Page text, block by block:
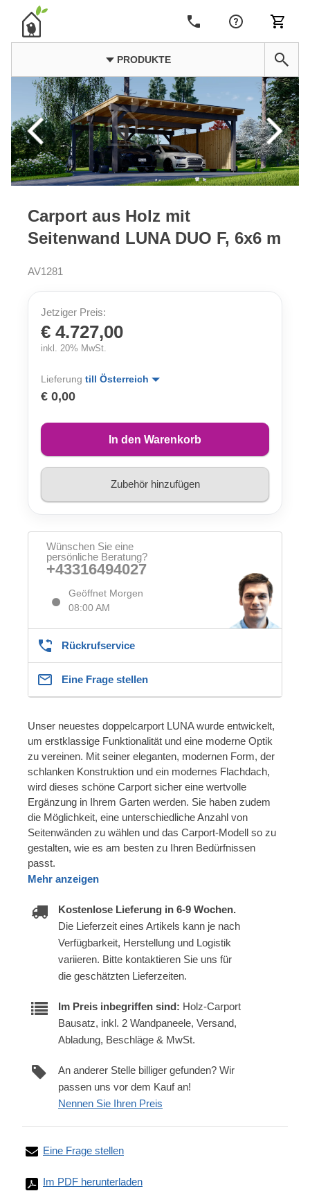
PRODUKTE
Carport aus Holz mit
Seitenwand LUNA DUO F, 6x6 m
AV1281
Jetziger Preis:
€ 4.727,00
inkl. 20% MwSt.
Lieferung till Österreich
€ 0,00
In den Warenkorb
Zubehör hinzufügen
Wünschen Sie eine
persönliche Beratung?
+43316494027
Geöffnet Morgen
08:00 AM
Rückrufservice
Eine Frage stellen
Unser neuestes doppelcarport LUNA wurde entwickelt,
um erstklassige Funktionalität und eine moderne Optik
zu vereinen. Mit seiner eleganten, modernen Form, der
schlanken Konstruktion und ein modernes Flachdach,
wird dieses schöne Carport sicher eine wertvolle
Ergänzung in Ihrem Garten werden. Sie haben zudem
die Möglichkeit, eine unterschiedliche Anzahl von
Seitenwänden zu wählen und das Carport-Modell so zu
gestalten, wie es am besten zu Ihren Bedürfnissen
passt.
Mehr anzeigen
Kostenlose Lieferung in 6-9 Wochen.
Die Lieferzeit eines Artikels kann je nach
Verfügbarkeit, Herstellung und Logistik
variieren. Bitte kontaktieren Sie uns für
die geschätzten Lieferzeiten.
Im Preis inbegriffen sind: Holz-Carport
Bausatz, inkl. 2 Wandpaneele, Versand,
Abladung, Beschläge & MwSt.
An anderer Stelle billiger gefunden? Wir
passen uns vor dem Kauf an!
Nennen Sie Ihren Preis
Eine Frage stellen
Im PDF herunterladen